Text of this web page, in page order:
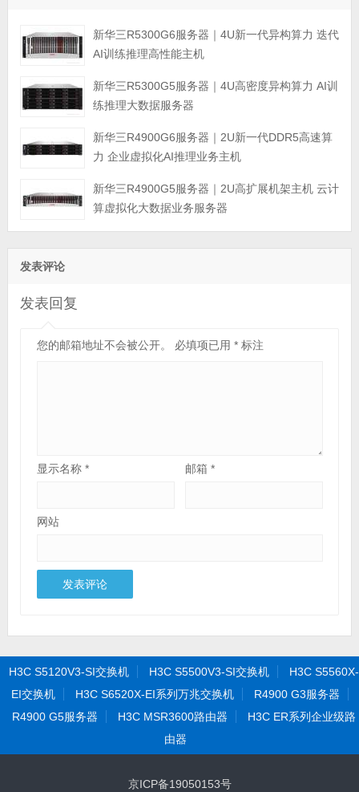
新华三R5300G6服务器｜4U新一代异构算力 迭代
AI训练推理高性能主机
新华三R5300G5服务器｜4U高密度异构算力 AI训
练推理大数据服务器
新华三R4900G6服务器｜2U新一代DDR5高速算
力 企业虚拟化AI推理业务主机
新华三R4900G5服务器｜2U高扩展机架主机 云计
算虚拟化大数据业务服务器
发表评论
发表回复
您的邮箱地址不会被公开。 必填项已用 *标注
显示名称 * 邮箱*
网站
H3C S5120V3-SI交换机 H3C S5500V3-SI交换机
H3C S5560X-
EI交换机
H3C S6520X-EI系列万兆交换机
R4900 G3服务器
R4900 G5服务器
H3C MSR3600路由器
H3C ER系列企业级路
由器
京ICP备19050153号